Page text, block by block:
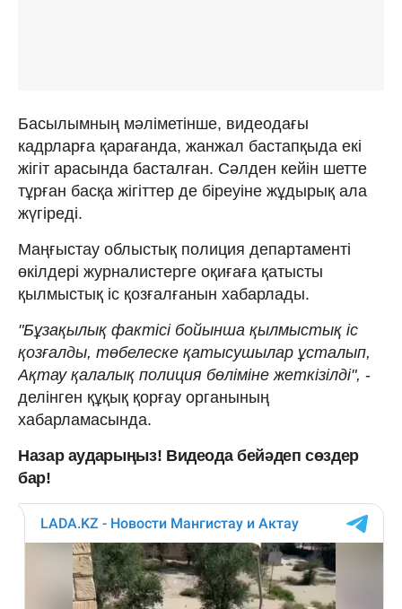
Басылымның мәліметінше, видеодағы
кадрларға қарағанда, жанжал бастапқыда екі
жігіт арасында басталған. Сәлден кейін шетте
тұрған басқа жігіттер де біреуіне жұдырық ала
жүгіреді.
Маңғыстау облыстық полиция департаменті
өкілдері журналистерге оқиғаға қатысты
қылмыстық іс қозғалғанын хабарлады.
"Бұзақылық фактісі бойынша қылмыстық іс
қозғалды, төбелеске қатысушылар ұсталып,
Ақтау қалалық полиция бөліміне жеткізілді", -
делінген құқық қорғау органының
хабарламасында.
Назар аударыңыз! Видеода бейәдеп сөздер
бар!